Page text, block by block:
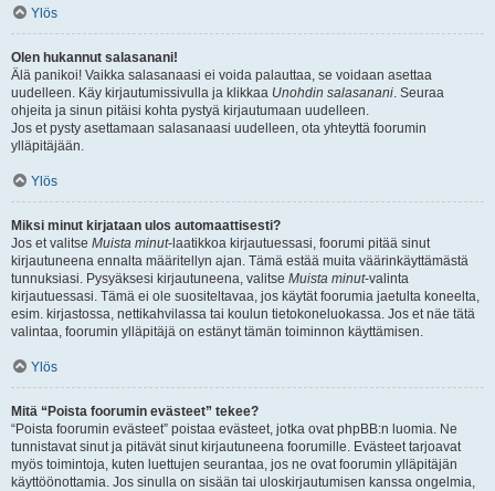
Ylös
Olen hukannut salasanani!
Älä panikoi! Vaikka salasanaasi ei voida palauttaa, se voidaan asettaa
uudelleen. Käy kirjautumissivulla ja klikkaa Unohdin salasanani. Seuraa
ohjeita ja sinun pitäisi kohta pystyä kirjautumaan uudelleen.
Jos et pysty asettamaan salasanaasi uudelleen, ota yhteyttä foorumin
ylläpitäjään.
Ylös
Miksi minut kirjataan ulos automaattisesti?
Jos et valitse Muista minut-laatikkoa kirjautuessasi, foorumi pitää sinut
kirjautuneena ennalta määritellyn ajan. Tämä estää muita väärinkäyttämästä
tunnuksiasi. Pysyäksesi kirjautuneena, valitse Muista minut-valinta
kirjautuessasi. Tämä ei ole suositeltavaa, jos käytät foorumia jaetulta koneelta,
esim. kirjastossa, nettikahvilassa tai koulun tietokoneluokassa. Jos et näe tätä
valintaa, foorumin ylläpitäjä on estänyt tämän toiminnon käyttämisen.
Ylös
Mitä “Poista foorumin evästeet” tekee?
“Poista foorumin evästeet” poistaa evästeet, jotka ovat phpBB:n luomia. Ne
tunnistavat sinut ja pitävät sinut kirjautuneena foorumille. Evästeet tarjoavat
myös toimintoja, kuten luettujen seurantaa, jos ne ovat foorumin ylläpitäjän
käyttöönottamia. Jos sinulla on sisään tai uloskirjautumisen kanssa ongelmia,